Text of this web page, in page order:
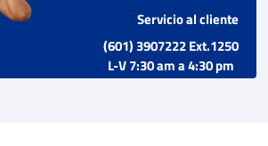
Servicio al cliente
(601) 3907222 Ext.1250
L-V 7:30 am a 4:30 pm